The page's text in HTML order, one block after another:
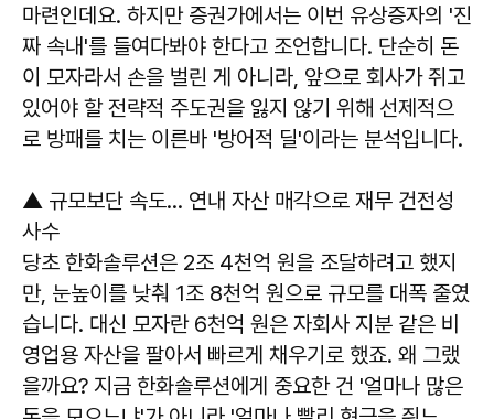
마련인데요. 하지만 증권가에서는 이번 유상증자의 '진
짜 속내'를 들여다봐야 한다고 조언합니다. 단순히 돈
이 모자라서 손을 벌린 게 아니라, 앞으로 회사가 쥐고
있어야 할 전략적 주도권을 잃지 않기 위해 선제적으
로 방패를 치는 이른바 '방어적 딜'이라는 분석입니다.
▲ 규모보단 속도… 연내 자산 매각으로 재무 건전성
사수
당초 한화솔루션은 2조 4천억 원을 조달하려고 했지
만, 눈높이를 낮춰 1조 8천억 원으로 규모를 대폭 줄였
습니다. 대신 모자란 6천억 원은 자회사 지분 같은 비
영업용 자산을 팔아서 빠르게 채우기로 했죠. 왜 그랬
을까요? 지금 한화솔루션에게 중요한 건 '얼마나 많은